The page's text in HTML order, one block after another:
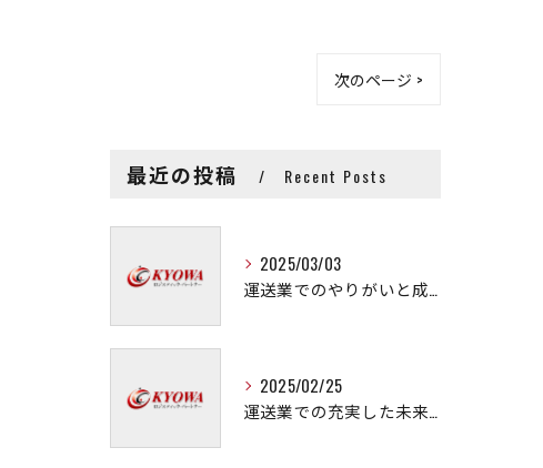
次のページ >
最近の投稿 Recent Posts
2025/03/03
運送業でのやりがいと成長の秘訣
2025/02/25
運送業での充実した未来を拓く方法